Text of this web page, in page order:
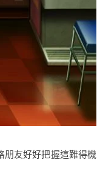
朋友好好把握這難得機